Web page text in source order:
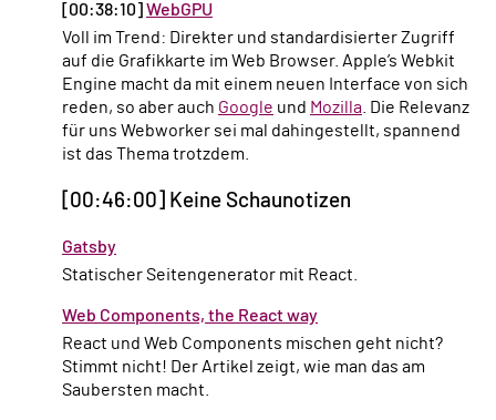
[00:38:10] WebGPU
Voll im Trend: Direkter und standardisierter Zugriff
auf die Grafikkarte im Web Browser. Apple’s Webkit
Engine macht da mit einem neuen Interface von sich
reden, so aber auch Google und Mozilla. Die Relevanz
für uns Webworker sei mal dahingestellt, spannend
ist das Thema trotzdem.
[00:46:00] Keine Schaunotizen
Gatsby
Statischer Seitengenerator mit React.
Web Components, the React way
React und Web Components mischen geht nicht?
Stimmt nicht! Der Artikel zeigt, wie man das am
Saubersten macht.